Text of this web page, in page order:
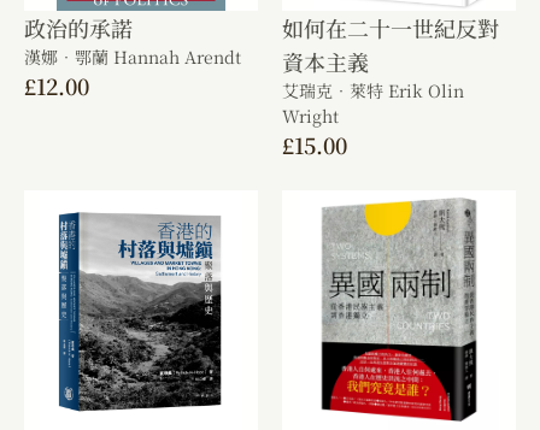
政治的承諾
漢娜．鄂蘭 Hannah Arendt
£12.00
如何在二十一世紀反對
資本主義
艾瑞克．萊特 Erik Olin
Wright
£15.00